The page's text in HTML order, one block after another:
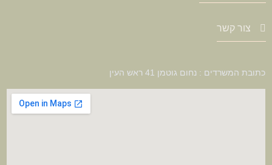
צור קשר
כתובת המשרדים : נחום גוטמן 41 ראש העין